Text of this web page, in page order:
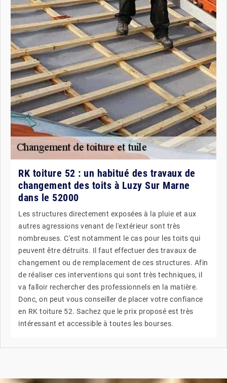
RK toiture 52 : un habitué des travaux de
changement des toits à Luzy Sur Marne
dans le 52000
Les structures directement exposées à la pluie et aux
autres agressions venant de l'extérieur sont très
nombreuses. C'est notamment le cas pour les toits qui
peuvent être détruits. Il faut effectuer des travaux de
changement ou de remplacement de ces structures. Afin
de réaliser ces interventions qui sont très techniques, il
va falloir rechercher des professionnels en la matière.
Donc, on peut vous conseiller de placer votre confiance
en RK toiture 52. Sachez que le prix proposé est très
intéressant et accessible à toutes les bourses.